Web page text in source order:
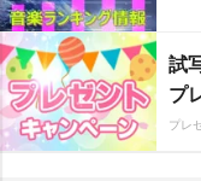
試
プ
プレ